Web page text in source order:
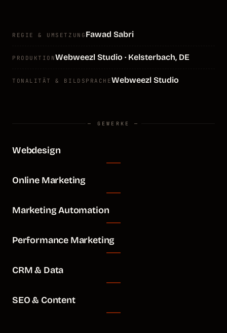
REGIE & UMSETZUNG Fawad Sabri
PRODUKTIONWebweezl Studio · Kelsterbach, DE
TONALITÄT & BILDSPRACHEWebweezl Studio
— GEWERKE —
Webdesign
Online Marketing
Marketing Automation
Performance Marketing
CRM & Data
SEO & Content